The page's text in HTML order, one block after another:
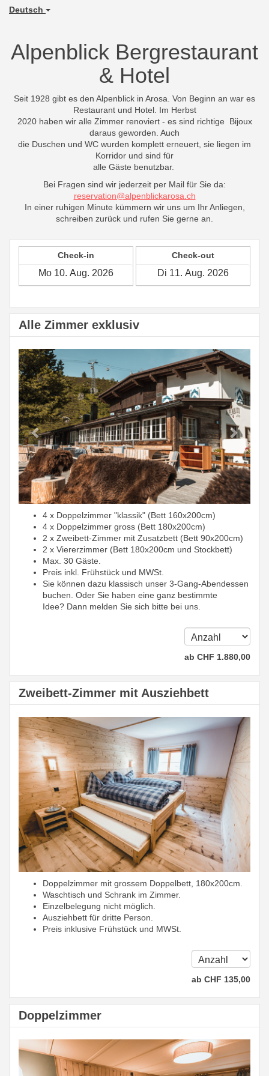
Deutsch
Alpenblick Bergrestaurant
& Hotel
Seit 1928 gibt es den Alpenblick in Arosa. Von Beginn an war es
Restaurant und Hotel. Im Herbst
2020 haben wir alle Zimmer renoviert - es sind richtige Bijoux
daraus geworden. Auch
die Duschen und WC wurden komplett erneuert, sie liegen im
Korridor und sind für
alle Gäste benutzbar.
Bei Fragen sind wir jederzeit per Mail für Sie da:
reservation@alpenblickarosa.ch
In einer ruhigen Minute kümmern wir uns um Ihr Anliegen,
schreiben zurück und rufen Sie gerne an.
Check-in Check-out
Alle Zimmer exklusiv
Previous Next
4 x Doppelzimmer "klassik" (Bett 160x200cm)
4 x Doppelzimmer gross (Bett 180x200cm)
2 x Zweibett-Zimmer mit Zusatzbett (Bett 90x200cm)
2 x Viererzimmer (Bett 180x200cm und Stockbett)
Max. 30 Gäste.
Preis inkl. Frühstück und MWSt.
Sie können dazu klassisch unser 3-Gang-Abendessen
buchen. Oder Sie haben eine ganz bestimmte
Idee? Dann melden Sie sich bitte bei uns.
ab CHF 1.880,00
Zweibett-Zimmer mit Ausziehbett
Doppelzimmer mit grossem Doppelbett, 180x200cm.
Waschtisch und Schrank im Zimmer.
Einzelbelegung nicht möglich.
Ausziehbett für dritte Person.
Preis inklusive Frühstück und MWSt.
ab CHF 135,00
Doppelzimmer
Previous Next